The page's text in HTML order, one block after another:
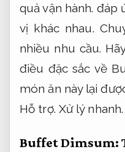
quả vận hành. đáp
vị khác nhau.
nhiều nhu cầu.
điều đặc sắc về
món ăn này lại
Hỗ trợ. Xử lý nhanh.
Buffet Dimsum: